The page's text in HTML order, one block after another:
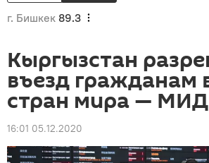
г. Бишкек 89.3
Кыргызстан
въезд гражданам
стран мира — МИД
16:01 05.12.2020